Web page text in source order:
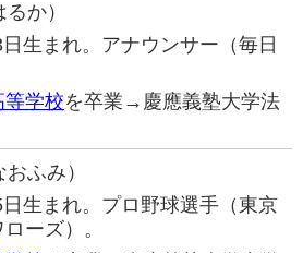
るか）
生まれ。アナウンサー（毎日
等学校を卒業→慶應義塾大学法
おふみ）
生まれ。プロ野球選手（東京
ーズ）。